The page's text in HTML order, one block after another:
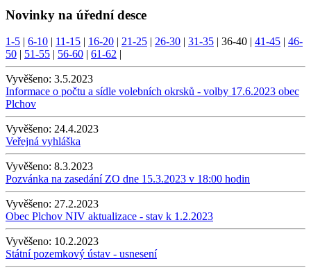
Novinky na úřední desce
1-5 6-10 11-15 16-20 21-25 26-30 31-35 36-40 41-45
46-
50
51-55 56-60 61-62
Vyvěšeno: 3.5.2023
Informace o počtu a sídle volebních okrsků - volby 17.6.2023 obec
Plchov
Vyvěšeno: 24.4.2023
Veřejná vyhláška
Vyvěšeno: 8.3.2023
Pozvánka na zasedání ZO dne 15.3.2023 v 18:00 hodin
Vyvěšeno: 27.2.2023
Obec Plchov NIV aktualizace - stav k 1.2.2023
Vyvěšeno: 10.2.2023
Státní pozemkový ústav - usnesení